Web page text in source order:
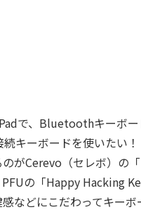
で、Bluetoothキーボー
続キーボードを使いたい
がCerevo（セレボ）の
の「Happy Hacking
などにこだわってキーボ